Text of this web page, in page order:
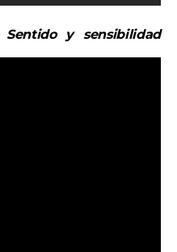
Sentido y sensibilidad